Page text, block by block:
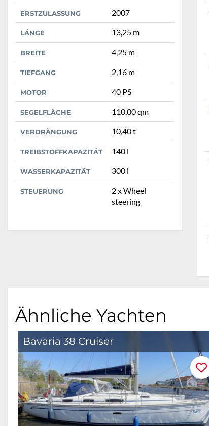
ERSTZULASSUNG 2007
LÄNGE 13,25 m
BREITE 4,25 m
TIEFGANG 2,16 m
MOTOR 40 PS
SEGELFLÄCHE 110,00 qm
VERDRÄNGUNG 10,40 t
TREIBSTOFFKAPAZITÄT 140 l
WASSERKAPAZITÄT 300 l
STEUERUNG
2 x Wheel
steering
Ähnliche Yachten
Bavaria 38 Cruiser